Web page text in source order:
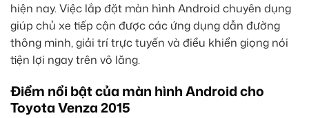
hiện nay. Việc lắp đặt màn hình Android chuyên dụng
giúp chủ xe tiếp cận được các ứng dụng dẫn đường
thông minh, giải trí trực tuyến và điều khiển giọng nói
tiện lợi ngay trên vô lăng.
Điểm nổi bật của màn hình Android cho
Toyota Venza 2015